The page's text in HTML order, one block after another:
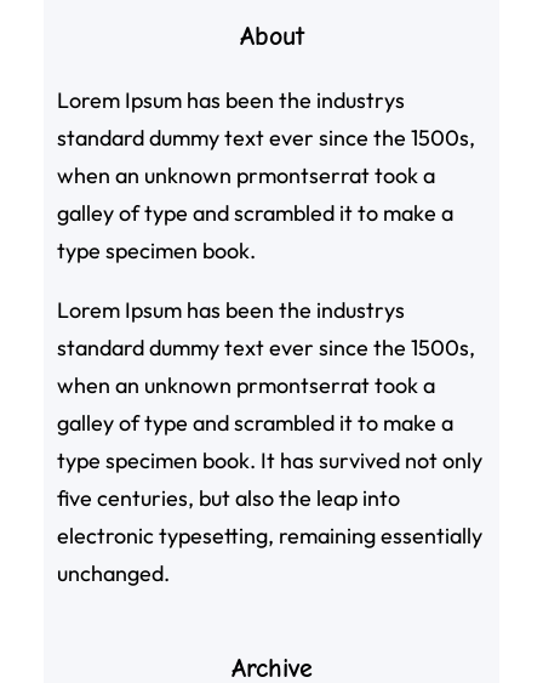
About
Lorem Ipsum has been the industrys
standard dummy text ever since the 1500s,
when an unknown prmontserrat took a
galley of type and scrambled it to make a
type specimen book.
Lorem Ipsum has been the industrys
standard dummy text ever since the 1500s,
when an unknown prmontserrat took a
galley of type and scrambled it to make a
type specimen book. It has survived not only
five centuries, but also the leap into
electronic typesetting, remaining essentially
unchanged.
Archive